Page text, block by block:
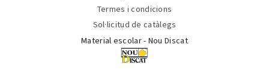
Termes i condicions
Sol·licitud de catàlegs
Material escolar - Nou Discat